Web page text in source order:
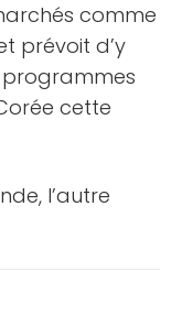
comme
prévoit d’y
cette
l’autre